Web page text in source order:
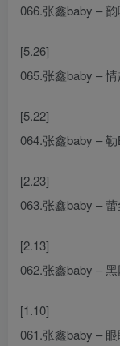
066.张鑫baby –
[5.26]
065.张鑫baby –
[5.22]
064.张鑫baby –
[2.23]
063.张鑫baby –
[2.13]
062.张鑫baby –
[1.10]
061.张鑫baby –